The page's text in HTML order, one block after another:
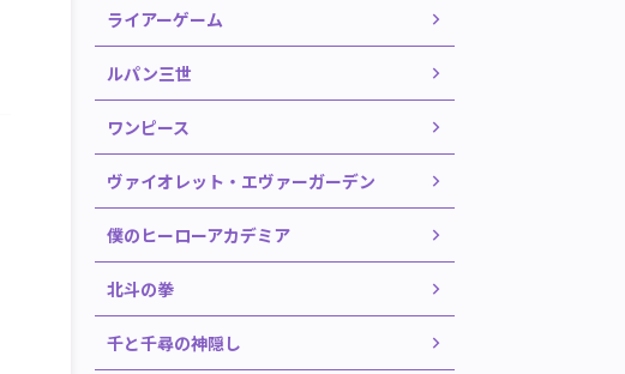
ライアーゲーム
ルパン三世
ワンピース
ヴァイオレット・エヴァーガーデン
僕のヒーローアカデミア
北斗の拳
千と千尋の神隠し